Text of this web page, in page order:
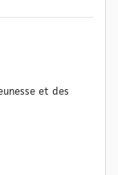
et des